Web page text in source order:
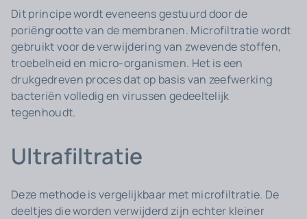
Dit principe wordt eveneens gestuurd door de
poriëngrootte van de membranen. Microfiltratie wordt
gebruikt voor de verwijdering van zwevende stoffen,
troebelheid en micro-organismen. Het is een
drukgedreven proces dat op basis van zeefwerking
bacteriën volledig en virussen gedeeltelijk
tegenhoudt.
Ultrafiltratie
Deze methode is vergelijkbaar met microfiltratie. De
deeltjes die worden verwijderd zijn echter kleiner